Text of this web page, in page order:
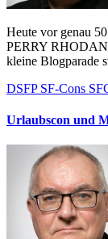
Heute vor genau 50 Jahren erschien das Heft Nummer 1 von
PERRY
kleine Blogparade
DSFP SF-Cons
Urlaubscon und